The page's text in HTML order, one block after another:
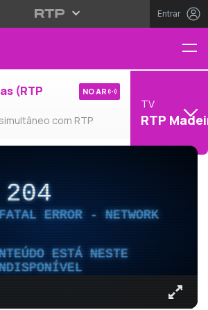
Entrar
(RTP
com RTP
NO AR
TV
RTP
204
ERROR - NETWORK
ESTÁ NESTE